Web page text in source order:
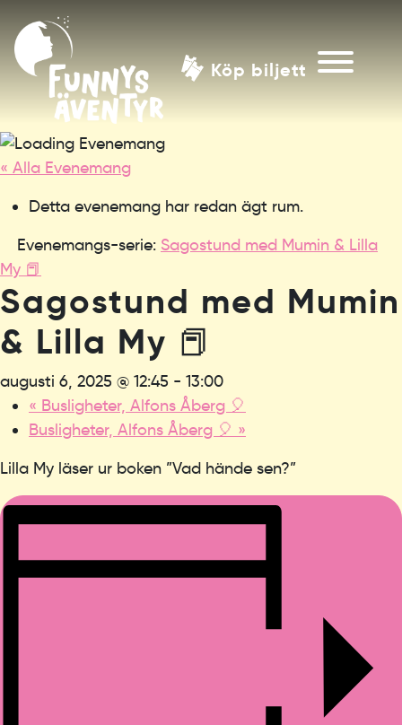
Köp biljett
« Alla Evenemang
Detta evenemang har redan ägt rum.
Evenemangs-serie: Sagostund med Mumin & Lilla
My 📕
Sagostund med Mumin
& Lilla My 📕
augusti 6, 2025 @ 12:45 - 13:00
« Busligheter, Alfons Åberg 🎈
Busligheter, Alfons Åberg 🎈 »
Lilla My läser ur boken ”Vad hände sen?”